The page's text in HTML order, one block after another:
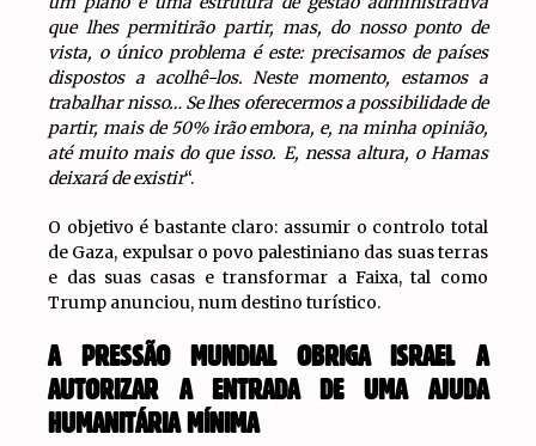
que lhes permitirão partir, mas, do nosso ponto de
vista, o único problema é este: precisamos de países
dispostos a acolhê-los. Neste momento, estamos a
trabalhar nisso… Se lhes oferecermos a possibilidade de
partir, mais de 50% irão embora, e, na minha opinião,
até muito mais do que isso. E, nessa altura, o Hamas
deixará de existir“.
O objetivo é bastante claro: assumir o controlo total
de Gaza, expulsar o povo palestiniano das suas terras
e das suas casas e transformar a Faixa, tal como
Trump anunciou, num destino turístico.
A PRESSÃO MUNDIAL OBRIGA ISRAEL A
AUTORIZAR A ENTRADA DE UMA AJUDA
HUMANITÁRIA MÍNIMA